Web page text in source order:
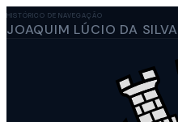
HISTÓRICO DE NAVEGAÇÃO
JOAQUIM LÚCIO DA SILVA